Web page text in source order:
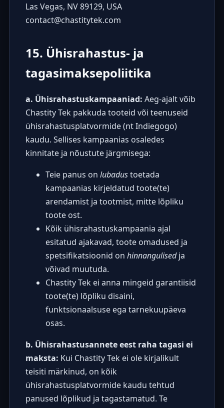
Las Vegas, NV 89129, USA
contact@chastitytek.com
15. Ühisrahastus- ja
tagasimaksepoliitika
a. Ühisrahastuskampaaniad: Aeg-ajalt võib
Chastity Tek pakkuda tooteid või teenuseid
ühisrahastusplatvormide (nt Indiegogo)
kaudu. Sellises kampaanias osaledes
kinnitate ja nõustute järgmisega:
Teie panus on lubadustoetada
kampaanias kirjeldatud toote(te)
arendamist ja tootmist, mitte lõpliku
toote ost.
Kõik ühisrahastuskampaania ajal
esitatud ajakavad, toote omadused ja
spetsifikatsioonid on hinnangulisedja
võivad muutuda.
Chastity Tek ei anna mingeid garantiisid
toote(te) lõpliku disaini,
funktsionaalsuse ega tarnekuupäeva
osas.
b. Ühisrahastusannete eest raha tagasi ei
maksta: Kui Chastity Tek ei ole kirjalikult
teisiti märkinud, on kõik
ühisrahastusplatvormide kaudu tehtud
panused lõplikud ja tagastamatud. Te